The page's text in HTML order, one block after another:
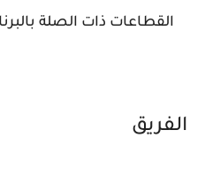
القطاعات ذات الصلة
الفريق